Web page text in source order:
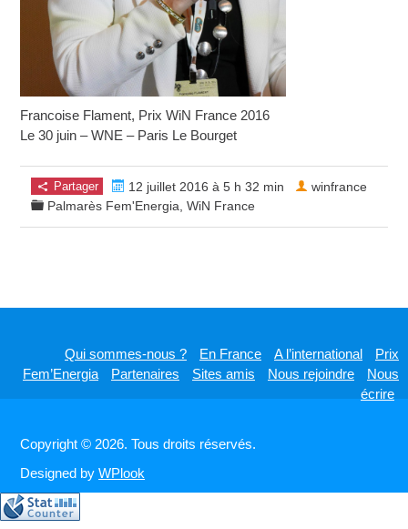
Francoise Flament, Prix WiN France 2016
Le 30 juin – WNE – Paris Le Bourget
Partager
12 juillet 2016 à 5 h 32 min
Palmarès Fem'Energia ,WiN France
winfrance
Qui sommes-nous ? En France A l’international
Prix
Fem’Energia
Partenaires Sites amis Nous rejoindre
Nous
écrire
Copyright © 2026. Tous droits réservés.
Designed byWPlook